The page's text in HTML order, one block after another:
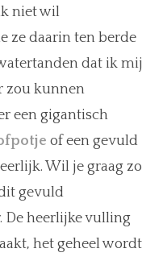
niet wil
ze daarin ten berde
dat ik mij
zou kunnen
een gigantisch
of een gevuld
Wil je graag zo
gevuld
De heerlijke vulling
het geheel wordt